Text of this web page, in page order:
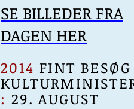
SE BILLEDER FRA
DAGEN HER
2014 FINT BESØG
: 29. AUGUST